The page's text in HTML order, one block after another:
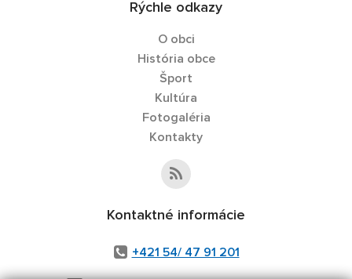
Rýchle odkazy
O obci
História obce
Šport
Kultúra
Fotogaléria
Kontakty
Kontaktné informácie
+421 54/ 47 91 201